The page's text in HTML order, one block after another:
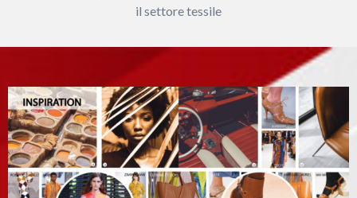
il settore tessile